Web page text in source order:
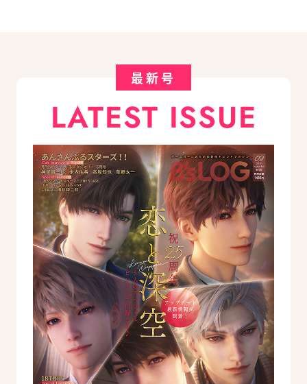
最新号
LATEST ISSUE